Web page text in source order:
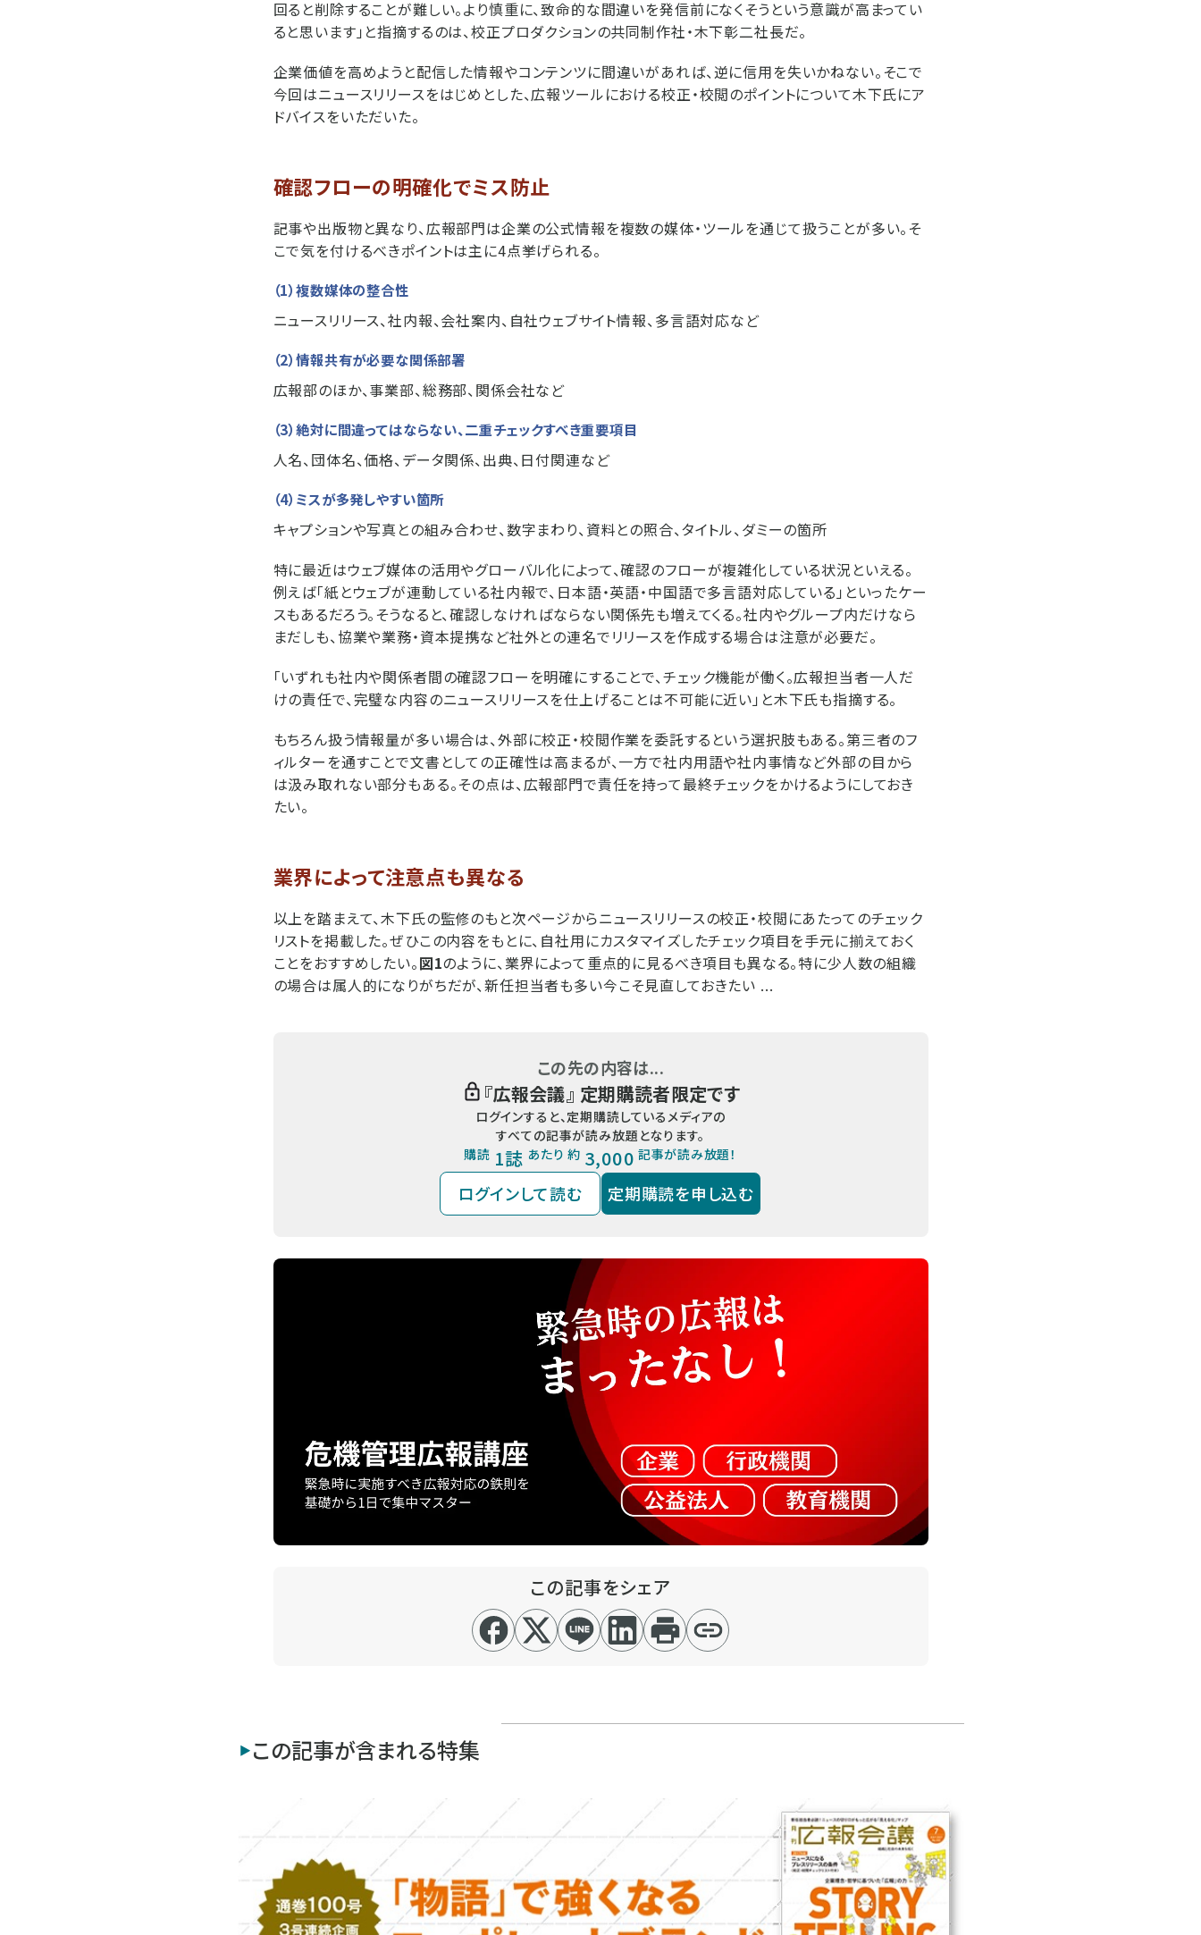
回ると削除することが難しい。より慎重に、致命的な間違いを発信前になくそうという意識が高まってい
ると思います」と指摘するのは、校正プロダクションの共同制作社・木下彰二社長だ。
企業価値を高めようと配信した情報やコンテンツに間違いがあれば、逆に信用を失いかねない。そこで
今回はニュースリリースをはじめとした、広報ツールにおける校正・校閲のポイントについて木下氏にア
ドバイスをいただいた。
確認フローの明確化でミス防止
記事や出版物と異なり、広報部門は企業の公式情報を複数の媒体・ツールを通じて扱うことが多い。そ
こで気を付けるべきポイントは主に4点挙げられる。
（1）複数媒体の整合性
ニュースリリース、社内報、会社案内、自社ウェブサイト情報、多言語対応など
（2）情報共有が必要な関係部署
広報部のほか、事業部、総務部、関係会社など
（3）絶対に間違ってはならない、二重チェックすべき重要項目
人名、団体名、価格、データ関係、出典、日付関連など
（4）ミスが多発しやすい箇所
キャプションや写真との組み合わせ、数字まわり、資料との照合、タイトル、ダミーの箇所
特に最近はウェブ媒体の活用やグローバル化によって、確認のフローが複雑化している状況といえる。
例えば「紙とウェブが連動している社内報で、日本語・英語・中国語で多言語対応している」といったケー
スもあるだろう。そうなると、確認しなければならない関係先も増えてくる。社内やグループ内だけなら
まだしも、協業や業務・資本提携など社外との連名でリリースを作成する場合は注意が必要だ。
「いずれも社内や関係者間の確認フローを明確にすることで、チェック機能が働く。広報担当者一人だ
けの責任で、完璧な内容のニュースリリースを仕上げることは不可能に近い」と木下氏も指摘する。
もちろん扱う情報量が多い場合は、外部に校正・校閲作業を委託するという選択肢もある。第三者のフ
ィルターを通すことで文書としての正確性は高まるが、一方で社内用語や社内事情など外部の目から
は汲み取れない部分もある。その点は、広報部門で責任を持って最終チェックをかけるようにしておき
たい。
業界によって注意点も異なる
以上を踏まえて、木下氏の監修のもと次ページからニュースリリースの校正・校閲にあたってのチェック
リストを掲載した。ぜひこの内容をもとに、自社用にカスタマイズしたチェック項目を手元に揃えておく
ことをおすすめしたい。図1のように、業界によって重点的に見るべき項目も異なる。特に少人数の組織
の場合は属人的になりがちだが、新任担当者も多い今こそ見直しておきたい ...
この先の内容は...
『広報会議』 定期購読者限定です
ログインすると、定期購読しているメディアの
すべての記事が読み放題となります。
購読 1誌 あたり 約 3,000 記事が読み放題！
ログインして読む 定期購読を申し込む
この記事をシェア
この記事が含まれる特集